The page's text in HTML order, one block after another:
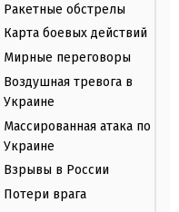
Ракетные обстрелы
Карта боевых действий
Мирные переговоры
Воздушная тревога в
Украине
Массированная атака по
Украине
Взрывы в России
Потери врага